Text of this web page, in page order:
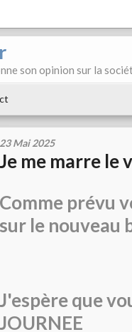
son opinion sur la
23 Mai 2025
Je me marre le
Comme prévu
sur le nouveau
J'espère que
JOURNEE